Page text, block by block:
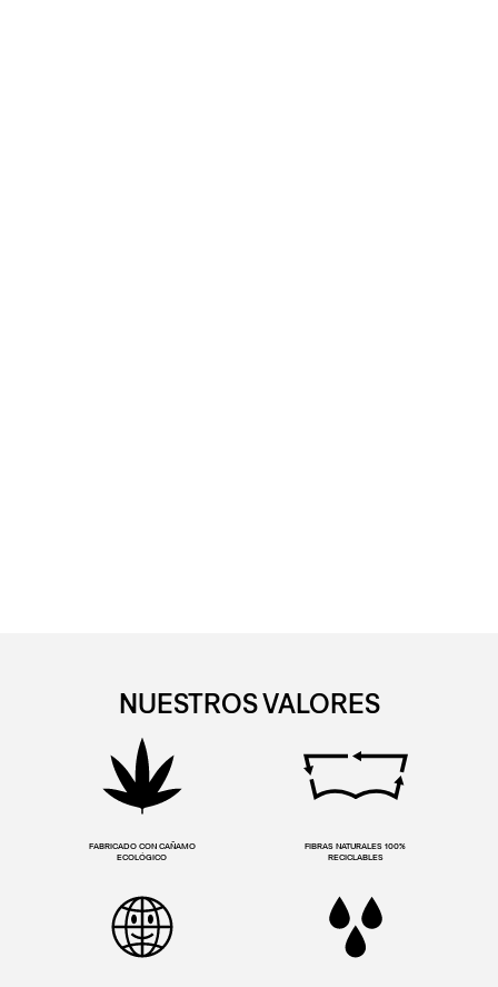
NUESTROS VALORES
FABRICADO CON CAÑAMO
ECOLÓGICO
FIBRAS NATURALES 100%
RECICLABLES